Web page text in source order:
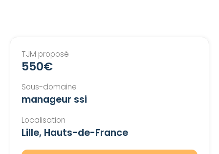
TJM proposé
550€
Sous-domaine
manageur ssi
Localisation
Lille, Hauts-de-France